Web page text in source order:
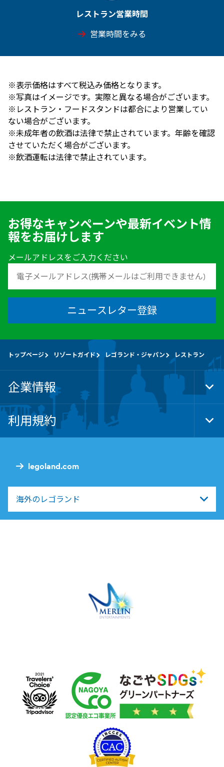
レストラン営業時間
営業時間をみる
※表示価格はすべて税込み価格となります。
※写真はイメージです。実際と異なる場合がございます。
※レストラン・フードスタンドは都合により営業してい
ない場合がございます。
※未成年者の飲酒は法律で禁止されています。年齢を確認
させていただく場合がございます。
※飲酒運転は法律で禁止されています。
お得なキャンペーンや最新イベント情
報をお届けします
メールアドレスをご入力ください
ニュースレター登録
legoland.com
海外のレゴランド
トップページ リゾートガイド レゴランド・ジャパン レストラン
企業情報
利用規約